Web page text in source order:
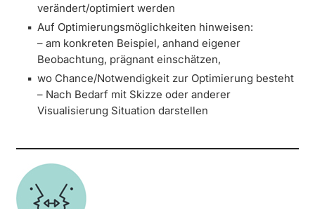
verändert/optimiert werden
Auf Optimierungsmöglichkeiten hinweisen:
– am konkreten Beispiel, anhand eigener
Beobachtung, prägnant einschätzen,
wo Chance/Notwendigkeit zur Optimierung besteht
– Nach Bedarf mit Skizze oder anderer
Visualisierung Situation darstellen